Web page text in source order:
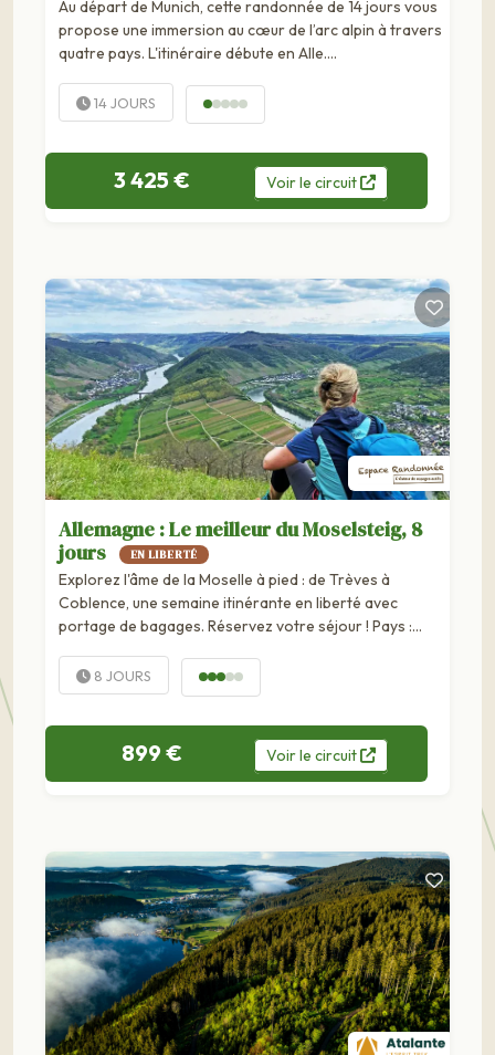
Au départ de Munich, cette randonnée de 14 jours vous
propose une immersion au cœur de l’arc alpin à travers
quatre pays. L'itinéraire débute en Alle….
14 JOURS
3 425 € Voirle circuit
Allemagne : Le meilleur du Moselsteig, 8
jours
EN LIBERTÉ
Explorez l'âme de la Moselle à pied : de Trèves à
Coblence, une semaine itinérante en liberté avec
portage de bagages. Réservez votre séjour ! Pays :
env. 140 km Distance moyenne/jour : 19 km Niveau de
difficulté : soutenu Vous...
8 JOURS
899 € Voirle circuit